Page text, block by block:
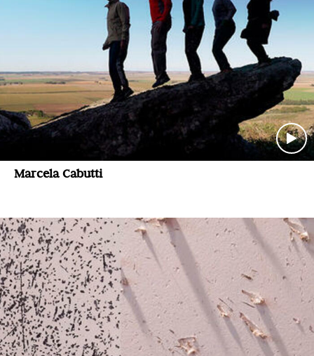
Marcela Cabutti